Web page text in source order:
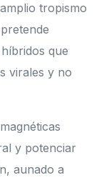
tropismo
que
virales y no
y potenciar
aunado a